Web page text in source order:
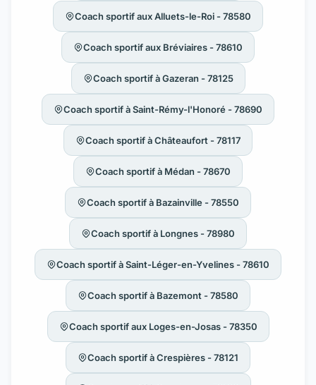
Coach sportif aux Alluets-le-Roi - 78580
Coach sportif aux Bréviaires - 78610
Coach sportif à Gazeran - 78125
Coach sportif à Saint-Rémy-l'Honoré - 78690
Coach sportif à Châteaufort - 78117
Coach sportif à Médan - 78670
Coach sportif à Bazainville - 78550
Coach sportif à Longnes - 78980
Coach sportif à Saint-Léger-en-Yvelines - 78610
Coach sportif à Bazemont - 78580
Coach sportif aux Loges-en-Josas - 78350
Coach sportif à Crespières - 78121